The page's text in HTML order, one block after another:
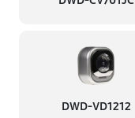
DWD-VD1212